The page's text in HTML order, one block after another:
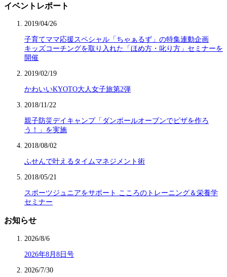
イベントレポート
2019/04/26
子育てママ応援スペシャル「ちゃぁるず」の特集連動企画
キッズコーチングを取り入れた「ほめ方・叱り方」セミナーを
開催
2019/02/19
かわいいKYOTO大人女子旅第2弾
2018/11/22
親子防災デイキャンプ「ダンボールオーブンでピザを作ろ
う！」を実施
2018/08/02
ふせんで叶えるタイムマネジメント術
2018/05/21
スポーツジュニアをサポート こころのトレーニング＆栄養学
セミナー
お知らせ
2026/8/6
2026年8月8日号
2026/7/30